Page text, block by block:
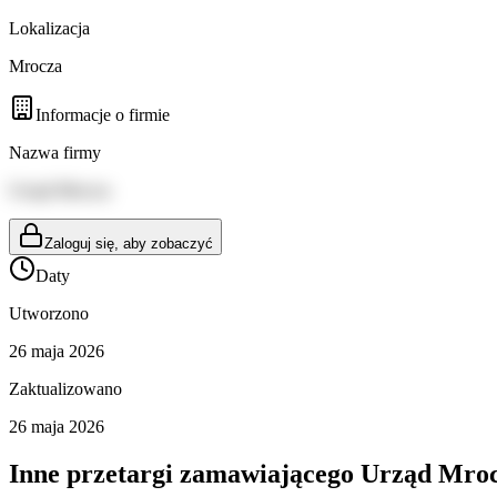
Lokalizacja
Mrocza
Informacje o firmie
Nazwa firmy
Zaloguj się, aby zobaczyć
Daty
Utworzono
26 maja 2026
Zaktualizowano
26 maja 2026
Inne przetargi zamawiającego Urząd